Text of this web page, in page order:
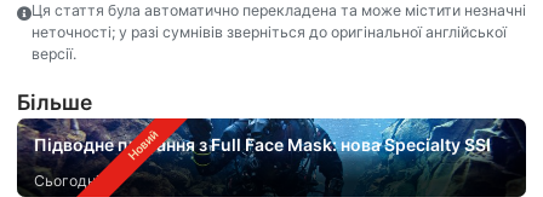
Ця стаття була автоматично перекладена та може містити незначні
неточності; у разі сумнівів зверніться до оригінальної англійської
версії.
Бiльше
Підводне плавання з Full Face Mask: нова Specialty SSI
Сьогодні